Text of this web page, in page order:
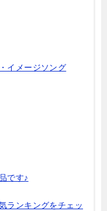
イメージソング
です♪
ランキングをチェッ